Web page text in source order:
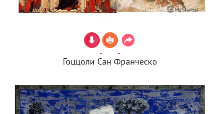
Гоццоли Сан Франческо